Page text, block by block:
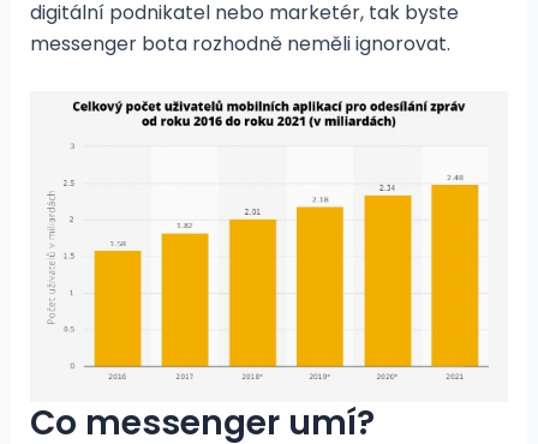
digitální podnikatel nebo marketér, tak byste
messenger bota rozhodně neměli ignorovat.
Co messenger umí?